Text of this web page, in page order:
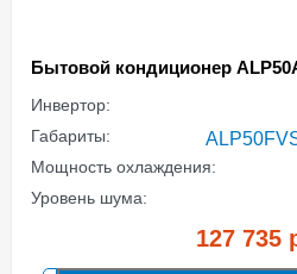
Бытовой кондиционер
Инвертор:
Габариты:
Мощность охлаждения:
Уровень шума:
127 735